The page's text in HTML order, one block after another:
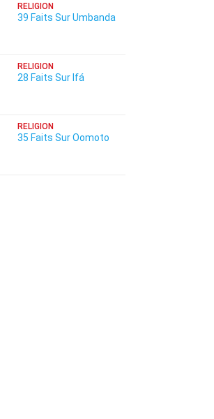
RELIGION
39 Faits Sur Umbanda
RELIGION
28 Faits Sur Ifá
RELIGION
35 Faits Sur Oomoto